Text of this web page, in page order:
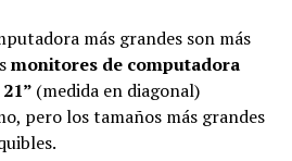
más grandes son más
monitores de computadora
(medida en diagonal)
pero los tamaños más grandes